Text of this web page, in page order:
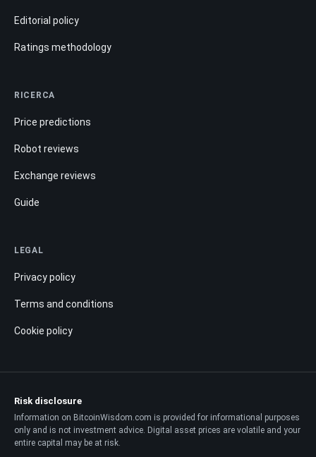
Editorial policy
Ratings methodology
RICERCA
Price predictions
Robot reviews
Exchange reviews
Guide
LEGAL
Privacy policy
Terms and conditions
Cookie policy
Risk disclosure
Information on BitcoinWisdom.com is provided for informational purposes
only and is not investment advice. Digital asset prices are volatile and your
entire capital may be at risk.